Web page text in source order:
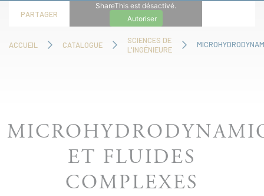
ACCUEIL CATALOGUE
SCIENCES DE
L'INGÉNIEURE
PARTAGER
ShareThis est désactivé.
Autoriser
ET FLUIDES
COMPLEXES